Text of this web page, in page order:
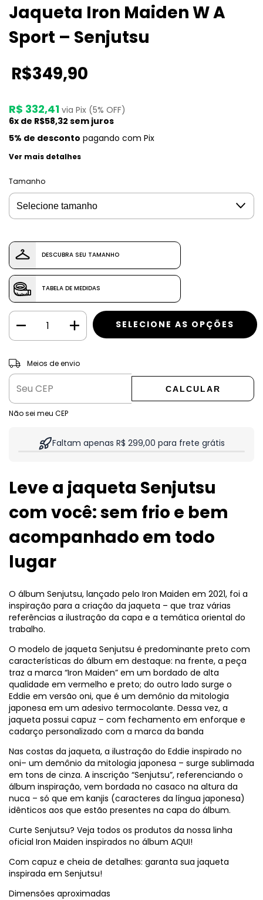
Jaqueta Iron Maiden W A
Sport – Senjutsu
R$349,90
R$ 332,41 via Pix (5% OFF)
6x de R$58,32 sem juros
5% de desconto pagando com Pix
Ver mais detalhes
Tamanho
DESCUBRA SEU TAMANHO
TABELA DE MEDIDAS
Entregas para o CEP:
Meios de envio
CALCULAR
Não sei meu CEP
Faltam apenas R$ 299,00 para frete grátis
Leve a jaqueta Senjutsu
com você: sem frio e bem
acompanhado em todo
lugar
O álbum Senjutsu, lançado pelo Iron Maiden em 2021, foi a
inspiração para a criação da jaqueta – que traz várias
referências a ilustração da capa e a temática oriental do
trabalho.
O modelo de jaqueta Senjutsu é predominante preto com
características do álbum em destaque: na frente, a peça
traz a marca “Iron Maiden” em um bordado de alta
qualidade em vermelho e preto; do outro lado surge o
Eddie em versão oni, que é um demônio da mitologia
japonesa em um adesivo termocolante. Dessa vez, a
jaqueta possui capuz – com fechamento em enforque e
cadarço personalizado com a marca da banda
Nas costas da jaqueta, a ilustração do Eddie inspirado no
oni– um demônio da mitologia japonesa – surge sublimada
em tons de cinza. A inscrição “Senjutsu”, referenciando o
álbum inspiração, vem bordada no casaco na altura da
nuca – só que em kanjis (caracteres da língua japonesa)
idênticos aos que estão presentes na capa do álbum.
Curte Senjutsu? Veja todos os produtos da nossa linha
oficial Iron Maiden inspirados no álbum AQUI!
Com capuz e cheia de detalhes: garanta sua jaqueta
inspirada em Senjutsu!
Dimensões aproximadas